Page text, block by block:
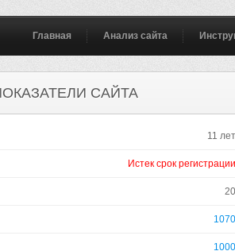
Главная Анализ сайта
САЙТА
11 лет
Истек срок регистрации
20
1070
1000